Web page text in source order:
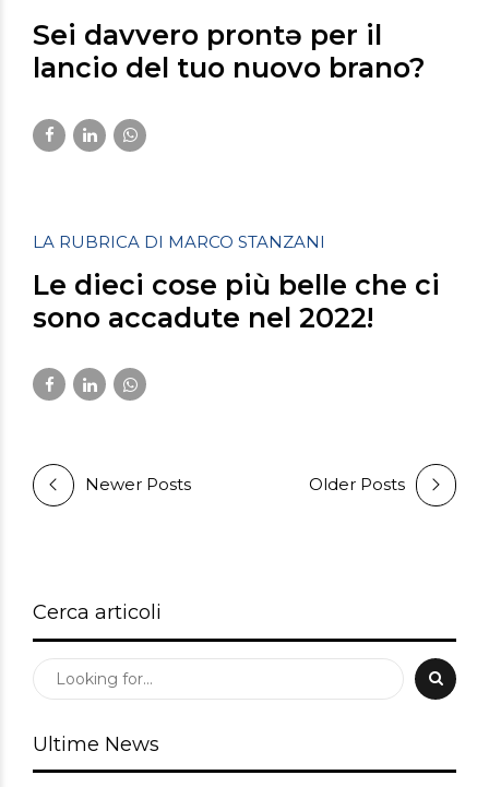
Sei davvero prontə per il
lancio del tuo nuovo brano?
LA RUBRICA DI MARCO STANZANI
Le dieci cose più belle che ci
sono accadute nel 2022!
Newer Posts Older Posts
Cerca articoli
Ultime News